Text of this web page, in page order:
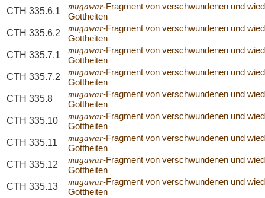
CTH 335.6.1 mugawar-Fragment von verschwundenen und
Gottheiten
CTH 335.6.2 mugawar-Fragment von verschwundenen und
Gottheiten
CTH 335.7.1 mugawar-Fragment von verschwundenen und
Gottheiten
CTH 335.7.2 mugawar-Fragment von verschwundenen und
Gottheiten
CTH 335.8 mugawar-Fragment von verschwundenen und
Gottheiten
CTH 335.10 mugawar-Fragment von verschwundenen und
Gottheiten
CTH 335.11 mugawar-Fragment von verschwundenen und
Gottheiten
CTH 335.12 mugawar-Fragment von verschwundenen und
Gottheiten
CTH 335.13 mugawar-Fragment von verschwundenen und
Gottheiten